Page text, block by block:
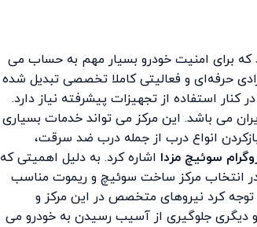
برای امنیت خودرو بسیار مهم به حساب می
حرفه‌ای و فعالیتی کاملا تخصصی تبدیل شده
کنار استفاده از تجهیزات پیشرفته نیاز دارد.
می باشد. این مرکز می تواند خدمات بسیاری
انواع درب از جمله درب ضد سرقت،
سوئیچ مزدا اشاره کرد. به دلیل اهمیتی که
انتخاب مرکز ساخت سوئیچ و ریموت مناسب
توجه کرد نیروهای متخصص در این مرکز و
و دیگری جلوگیری از آسیب رسیدن به خودرو می